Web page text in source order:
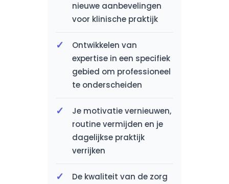
nieuwe aanbevelingen
voor klinische praktijk
Ontwikkelen van
expertise in een specifiek
gebied om professioneel
te onderscheiden
Je motivatie vernieuwen,
routine vermijden en je
dagelijkse praktijk
verrijken
De kwaliteit van de zorg